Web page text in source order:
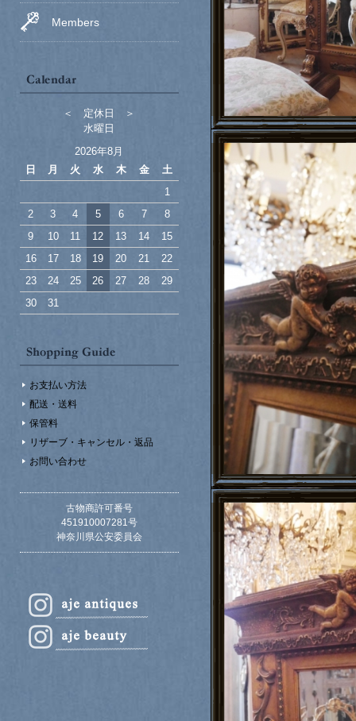
Members
＜ 定休日 ＞
水曜日
2026年8月
日
月 火 水 木 金
土
1
2
3 4 5 6 7
8
9
10 11 12 13 14
15
16
17 18 19 20 21
22
23
24 25 26 27 28
29
30
31
お支払い方法
配送・送料
保管料
リザーブ・キャンセル・返品
お問い合わせ
古物商許可番号
451910007281号
神奈川県公安委員会